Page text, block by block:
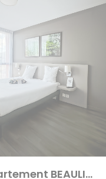
Achat Appartement BEAULIEU